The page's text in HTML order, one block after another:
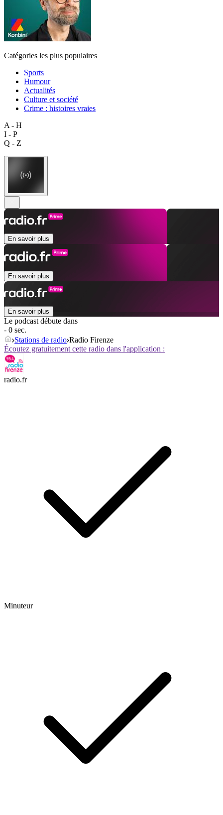
Catégories les plus populaires
Sports
Humour
Actualités
Culture et société
Crime : histoires vraies
A - H
I - P
Q - Z
En savoir plus
En savoir plus
En savoir plus
Le podcast débute dans
- 0 sec.
Stations de radio Radio Firenze
Écoutez gratuitement cette radio dans l'application :
radio.fr
Minuteur